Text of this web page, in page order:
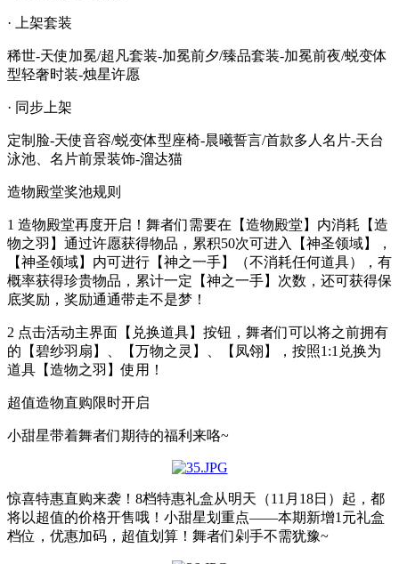
· 上架套装
稀世-天使加冕/超凡套装-加冕前夕/臻品套装-加冕前夜/蜕变体
型轻奢时装-烛星许愿
· 同步上架
定制脸-天使音容/蜕变体型座椅-晨曦誓言/首款多人名片-天台
泳池、名片前景装饰-溜达猫
造物殿堂奖池规则
1 造物殿堂再度开启！舞者们需要在【造物殿堂】内消耗【造
物之羽】通过许愿获得物品，累积50次可进入【神圣领域】，
【神圣领域】内可进行【神之一手】（不消耗任何道具），有
概率获得珍贵物品，累计一定【神之一手】次数，还可获得保
底奖励，奖励通通带走不是梦！
2 点击活动主界面【兑换道具】按钮，舞者们可以将之前拥有
的【碧纱羽扇】、【万物之灵】、【凤翎】，按照1:1兑换为
道具【造物之羽】使用！
超值造物直购限时开启
小甜星带着舞者们期待的福利来咯~
惊喜特惠直购来袭！8档特惠礼盒从明天（11月18日）起，都
将以超值的价格开售哦！小甜星划重点——本期新增1元礼盒
档位，优惠加码，超值划算！舞者们剁手不需犹豫~